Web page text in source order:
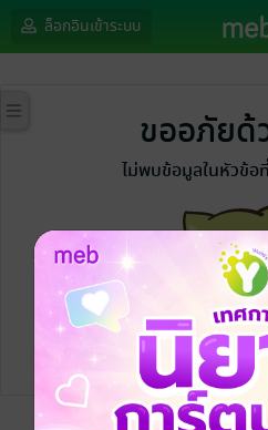
ล็อกอินเข้าระบบ
ขออภัยด้
ไม่พบข้อมูลในหัวข้